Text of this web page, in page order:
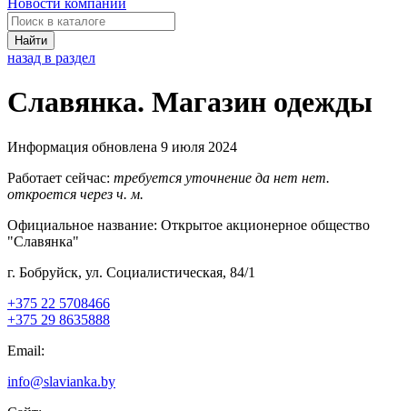
Новости компаний
Найти
назад в раздел
Славянка. Магазин одежды
Информация обновлена 9 июля 2024
Работает сейчас: требуется уточнение да нет нет.
откроется через ч. м.
Официальное название: Открытое акционерное общество
"Славянка"
г. Бобруйск, ул. Социалистическая, 84/1
+375 22 5708466
+375 29 8635888
Email:
info@slavianka.by